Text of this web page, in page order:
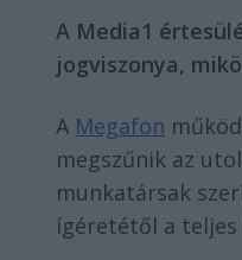
A Media1
jogviszonya,
A Megafon
megszűnik az
munkatársak
ígéretétől a